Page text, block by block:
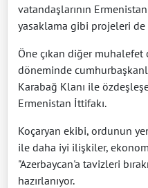
vatandaşlarının
yasaklama gibi projeleri
Öne çıkan diğer
döneminde
Karabağ Klanı ile
Ermenistan İttifakı.
Koçaryan ekibi, ordunun
ile daha iyi ilişkiler,
"Azerbaycan'a tavizleri
hazırlanıyor.